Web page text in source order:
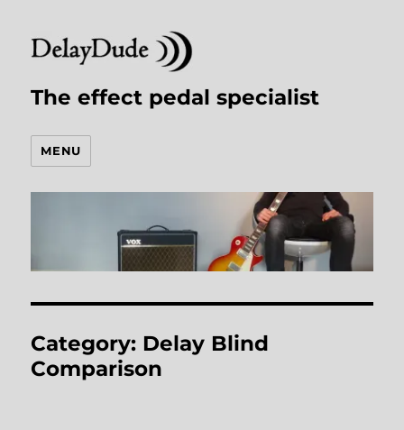
The effect pedal specialist
MENU
Category: Delay Blind
Comparison